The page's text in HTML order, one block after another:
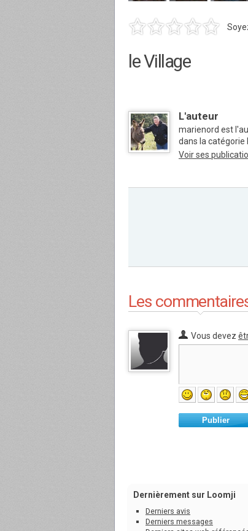
le Village
L'auteur
marienord est
dans la catégorie
Voir ses
Les
Vous devez
Publier
Dernièrement sur Loomji
Derniers avis
Derniers messages